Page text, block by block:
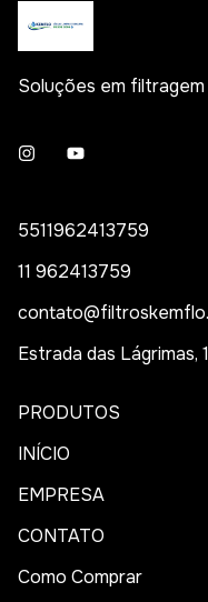
Soluções em filtragem
5511962413759
11 962413759
Estrada das Lágrimas,
PRODUTOS
INÍCIO
EMPRESA
CONTATO
Como Comprar